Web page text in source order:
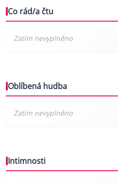
Co rád/a čtu
Oblíbená hudba
Intimnosti